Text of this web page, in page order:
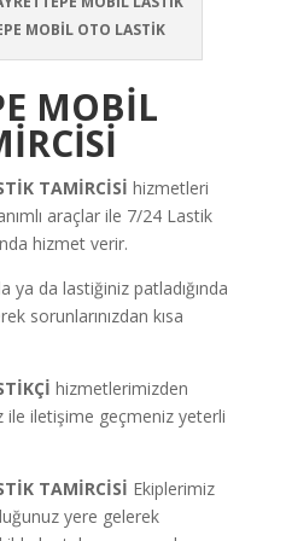
MOBİL OTO LASTİK
MOBİL
TAMİRCİSİ hizmetleri
araçlar ile 7/24 Lastik
hizmet verir.
ya da lastiğiniz patladığında
sorunlarınızdan kısa
hizmetlerimizden
ile iletişime geçmeniz yeterli
TAMİRCİSİ Ekiplerimiz
yere gelerek